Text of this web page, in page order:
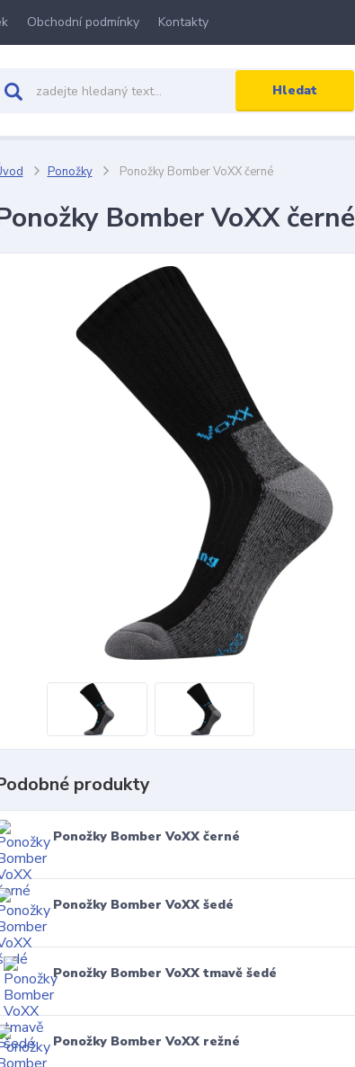
Obchodní podmínky Kontakty
Hledat
Ponožky Ponožky Bomber VoXX černé
Bomber VoXX černé
produkty
Ponožky Bomber VoXX černé
Ponožky Bomber VoXX šedé
Ponožky Bomber VoXX tmavě šedé
Ponožky Bomber VoXX režné